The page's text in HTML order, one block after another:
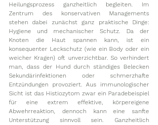
Heilungsprozess ganzheitlich begleiten. Im
Zentrum des konservativen Managements
stehen dabei zunächst ganz praktische Dinge:
Hygiene und mechanischer Schutz. Da der
Knoten die Haut spannen kann, ist ein
konsequenter Leckschutz (wie ein Body oder ein
weicher Kragen) oft unverzichtbar. So verhindert
man, dass der Hund durch ständiges Belecken
Sekundärinfektionen oder schmerzhafte
Entzündungen provoziert. Aus immunologischer
Sicht ist das Histiozytom zwar ein Paradebeispiel
für eine extrem effektive, körpereigene
Abwehrreaktion, dennoch kann eine sanfte
Unterstützung sinnvoll sein. Ganzheitlich